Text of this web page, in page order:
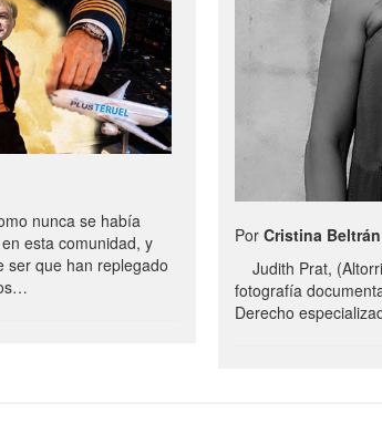
nunca se había
esta comunidad, y
ser que han replegado
PorCristina Beltrán
Judith Prat,
fotografía
Derecho